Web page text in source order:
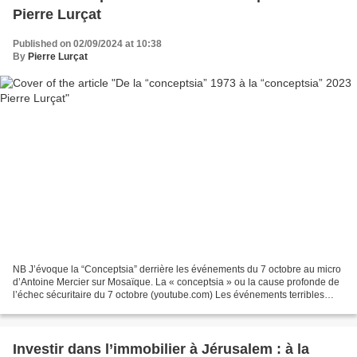
Pierre Lurçat
Published on 02/09/2024 at 10:38
By Pierre Lurçat
NB J’évoque la “Conceptsia” derrière les événements du 7 octobre au micro
d’Antoine Mercier sur Mosaïque. La « conceptsia » ou la cause profonde de
l’échec sécuritaire du 7 octobre (youtube.com) Les événements terribles
Investir dans l’immobilier à Jérusalem : à la